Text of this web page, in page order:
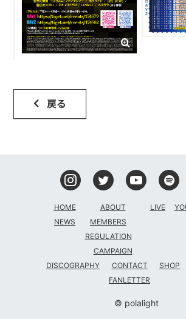
戻る
HOME
NEWS
ABOUT
MEMBERS
REGULATION
CAMPAIGN
LIVE
DISCOGRAPHY
CONTACT
FANLETTER
SHOP
© polalight